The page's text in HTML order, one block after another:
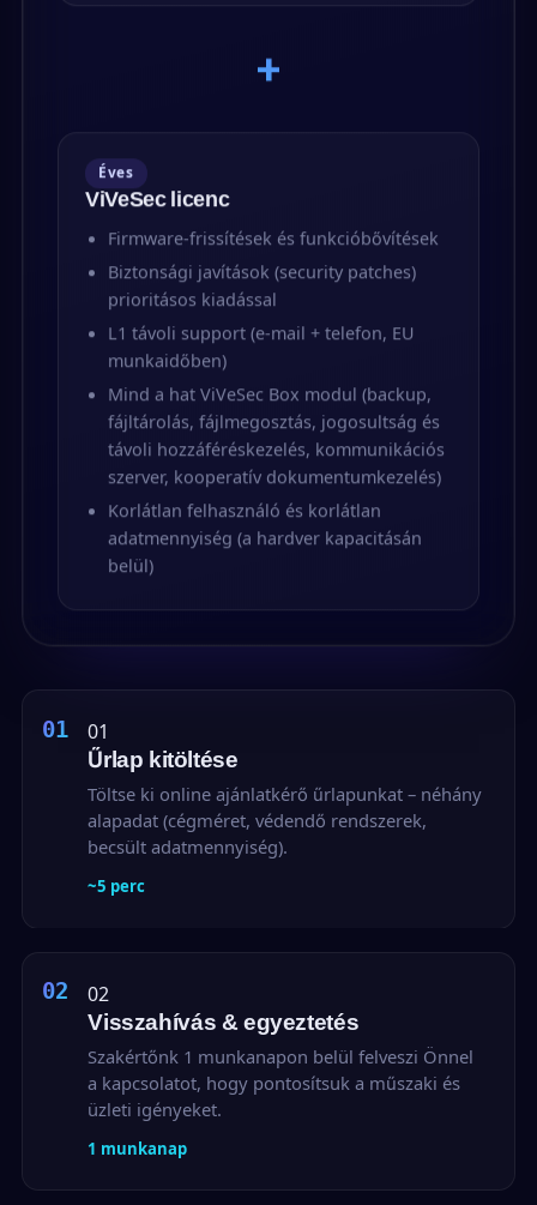
+
Éves
ViVeSec licenc
Firmware-frissítések és funkció­bővítések
Biztonsági javítások (security patches)
prioritásos kiadással
L1 távoli support (e-mail + telefon, EU
munkaidőben)
Mind a hat ViVeSec Box modul (backup,
fájltárolás, fájlmegosztás, jogosultság és
távoli hozzáféréskezelés, kommunikációs
szerver, kooperatív dokumentumkezelés)
Korlátlan felhasználó és korlátlan
adatmennyiség (a hardver kapacitásán
belül)
01
Űrlap kitöltése
Töltse ki online ajánlatkérő űrlapunkat – néhány
alapadat (cégméret, védendő rendszerek,
becsült adatmennyiség).
~5 perc
02
Visszahívás & egyeztetés
Szakértőnk 1 munkanapon belül felveszi Önnel
a kapcsolatot, hogy pontosítsuk a műszaki és
üzleti igényeket.
1 munkanap